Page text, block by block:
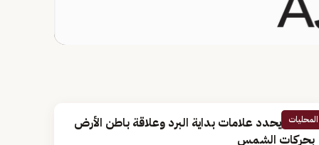
المحليات
الزعاق يحدد علامات بداية البرد وعلاقة باطن الأرض
بحركات الشمس